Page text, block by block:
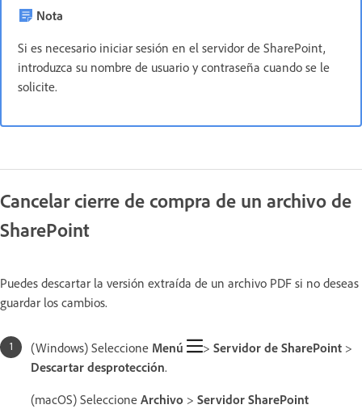
Nota
Si es necesario iniciar sesión en el servidor de SharePoint,
introduzca su nombre de usuario y contraseña cuando se le
solicite.
Cancelar cierre de compra de un archivo de
SharePoint
Puedes descartar la versión extraída de un archivo PDF si no deseas
guardar los cambios.
(Windows) Seleccione Menú > Servidor de SharePoint >
Descartar desprotección.
(macOS) Seleccione Archivo > Servidor SharePoint